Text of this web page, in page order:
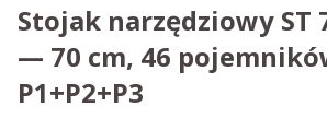
Stojak narzędziowy ST
— 70 cm, 46
P1+P2+P3